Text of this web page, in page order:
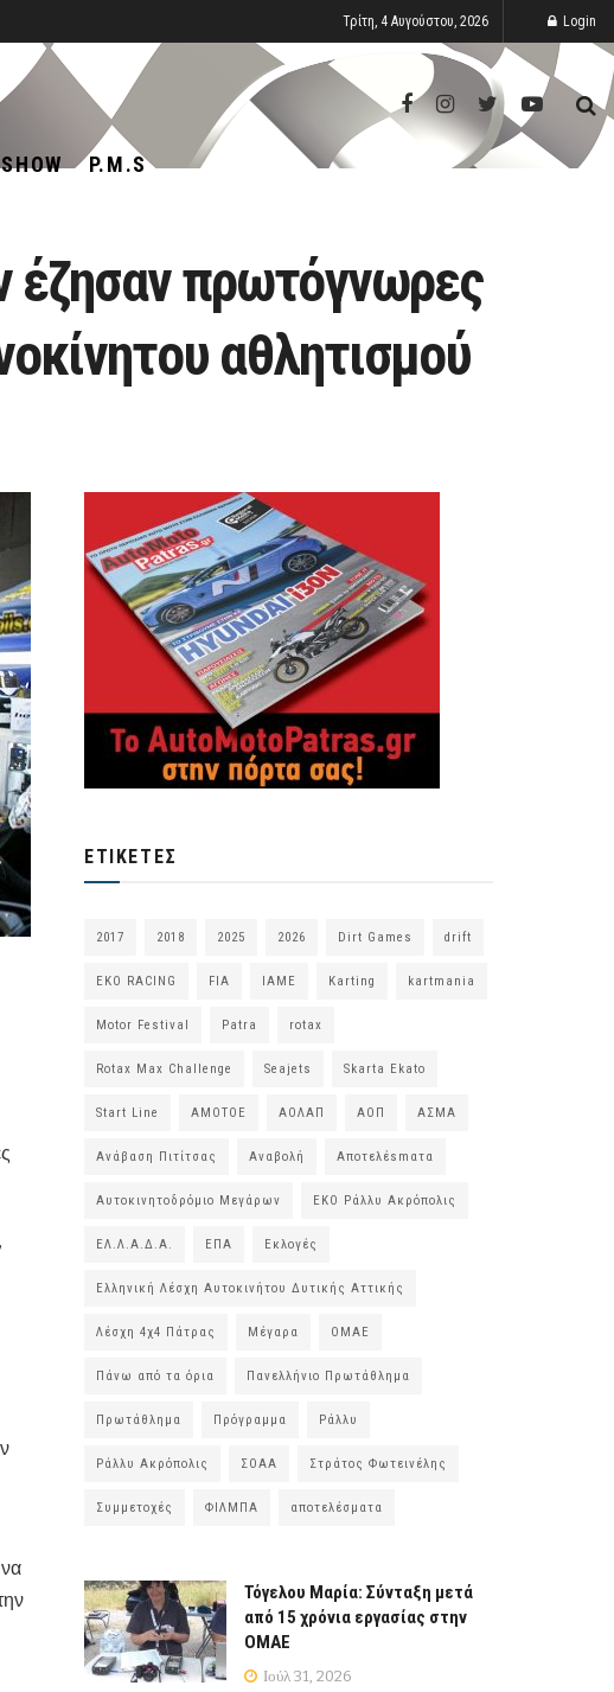
Τρίτη, 4 Αυγούστου, 2026 Login
P.M.S
έζησαν πρωτόγνωρες
αθλητισμού
ΕΤΙΚΈΤΕΣ
2017 2018 2025 2026 Dirt Games drift
EKO RACING FIA IAME Karting kartmania
Motor Festival Patra rotax
Rotax Max Challenge Seajets Skarta Ekato
Start Line ΑΜΟΤΟΕ ΑΟΛΑΠ ΑΟΠ ΑΣΜΑ
Ανάβαση Πιτίτσας Αναβολή Αποτελέsmατα
Αυτοκινητοδρόμιο Μεγάρων ΕΚΟ Ράλλυ Ακρόπολις
ΕΛ.Λ.Α.Δ.Α. ΕΠΑ Εκλογές
Ελληνική Λέσχη Αυτοκινήτου Δυτικής Αττικής
Λέσχη 4χ4 Πάτρας Μέγαρα ΟΜΑΕ
Πάνω από τα όρια Πανελλήνιο Πρωτάθλημα
Πρωτάθλημα Πρόγραμμα Ράλλυ
Ράλλυ Ακρόπολις ΣΟΑΑ Στράτος Φωτεινέλης
Συμμετοχές ΦΙΛΜΠΑ αποτελέσματα
Τόγελου Μαρία: Σύνταξη μετά
από 15 χρόνια εργασίας στην
ΟΜΑΕ
Ιούλ 31, 2026